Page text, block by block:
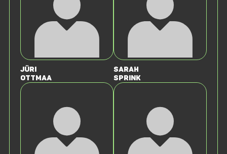
Jüri
Ottmaa
Sarah
Sprink